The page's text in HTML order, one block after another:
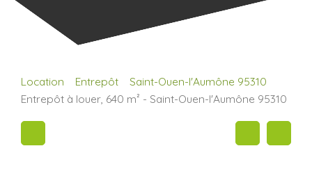
Location Entrepôt
Saint-Ouen-l'Aumône 95310
Entrepôt à louer, 640 m² - Saint-Ouen-l'Aumône 95310